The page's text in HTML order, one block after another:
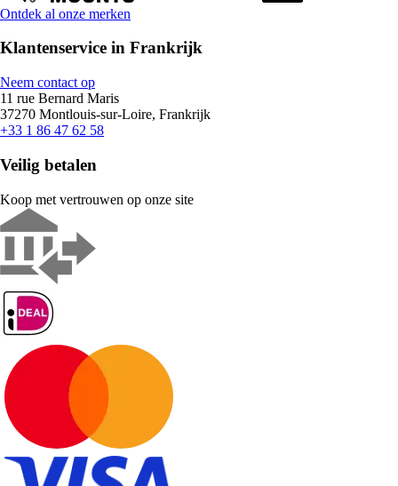
Ontdek al onze merken
Klantenservice in Frankrijk
Neem contact op
11 rue Bernard Maris
37270 Montlouis-sur-Loire, Frankrijk
+33 1 86 47 62 58
Veilig betalen
Koop met vertrouwen op onze site